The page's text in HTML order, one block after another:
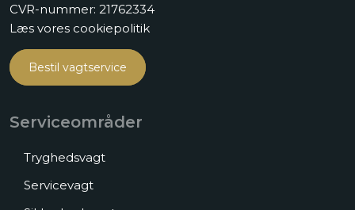
CVR-nummer: 21762334​
Læs vores cookiepolitik
Bestil vagtservice
Serviceområder
Tryghedsvagt
Servicevagt